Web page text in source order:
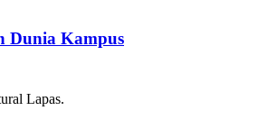
Dunia Kampus
Lapas.